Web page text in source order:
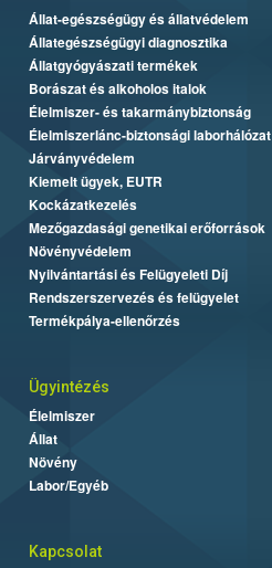
Állat-egészségügy és állatvédelem
Állategészségügyi diagnosztika
Állatgyógyászati termékek
Borászat és alkoholos italok
Élelmiszer- és takarmánybiztonság
Élelmiszerlánc-biztonsági laborhálózat
Járványvédelem
Kiemelt ügyek, EUTR
Kockázatkezelés
Mezőgazdasági genetikai erőforrások
Növényvédelem
Nyilvántartási és Felügyeleti Díj
Rendszerszervezés és felügyelet
Termékpálya-ellenőrzés
Ügyintézés
Élelmiszer
Állat
Növény
Labor/Egyéb
Kapcsolat